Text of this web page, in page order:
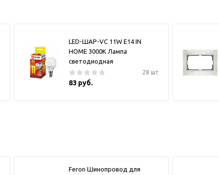
LED-ШАР-VC 11W Е14 IN
HOME 3000К Лампа
светодиодная
28 шт
83 руб.
Feron Шинопровод для